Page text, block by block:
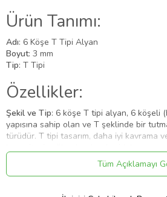
Ürün Tanımı:
Adı: 6 Köşe T Tipi Alyan
Boyut: 3 mm
Tip: T Tipi
Özellikler:
Şekil ve Tip: 6 köşe T tipi alyan, 6 köşeli
yapısına sahip olan ve T şeklinde bir
türüdür. T tipi tasarım, daha iyi kavrama
ve etkili bir şekilde gevşetilmesini veya
Boyut
: 3 mm, alyanın uç çapını belirtir.
küçük parçalarda kullanılır.
Tüm Açıklamayı